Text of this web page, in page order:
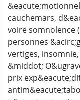
cauchemars,
voire somnolence
personnes
vertiges,
&middot;
prix